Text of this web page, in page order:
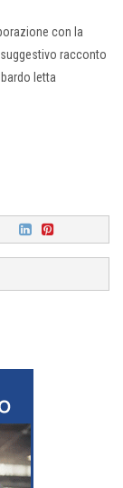
con la
racconto
letta